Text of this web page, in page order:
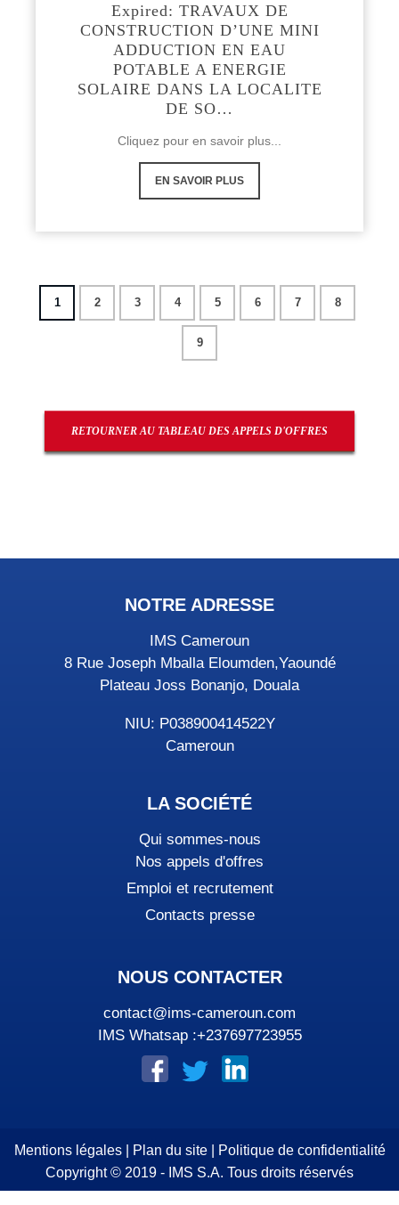
Expired: TRAVAUX DE
CONSTRUCTION D’UNE MINI
ADDUCTION EN EAU
POTABLE A ENERGIE
SOLAIRE DANS LA LOCALITE
DE SO…
Cliquez pour en savoir plus...
EN SAVOIR PLUS
1 2 3 4 5 6 7 8
9
RETOURNER AU TABLEAU DES APPELS D'OFFRES
NOTRE ADRESSE
IMS Cameroun
8 Rue Joseph Mballa Eloumden,Yaoundé
Plateau Joss Bonanjo, Douala
NIU: P038900414522Y
Cameroun
LA SOCIÉTÉ
Qui sommes-nous
Nos appels d'offres
Emploi et recrutement
Contacts presse
NOUS CONTACTER
contact@ims-cameroun.com
IMS Whatsap :+237697723955
Mentions légales| Plan du site|
Politique de confidentialité
Copyright © 2019 - IMS S.A. Tous droits réservés